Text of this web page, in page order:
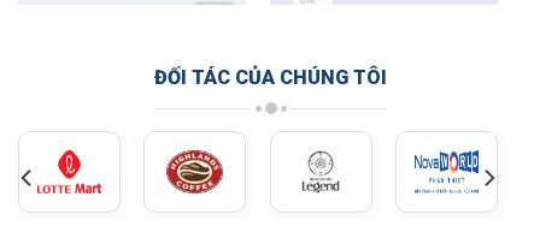
ĐỐI TÁC CỦA CHÚNG TÔI